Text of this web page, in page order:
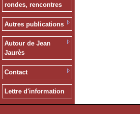
rondes, rencontres
Autres publications
Autour de Jean
Jaurès
Contact
Lettre d'information